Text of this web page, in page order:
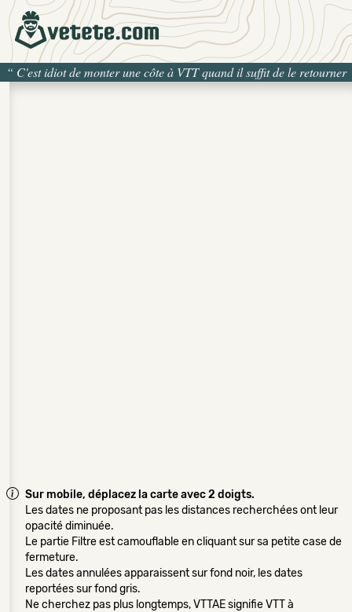
“ C'est idiot de monter une côte à VTT quand il suffit de le retourner
pour la descendre”
Sur mobile, déplacez la carte avec 2 doigts.
Les dates ne proposant pas les distances recherchées ont leur
opacité diminuée.
Le partie Filtre est camouflable en cliquant sur sa petite case de
fermeture.
Les dates annulées apparaissent sur fond noir, les dates
reportées sur fond gris.
Ne cherchez pas plus longtemps, VTTAE signifie VTT à